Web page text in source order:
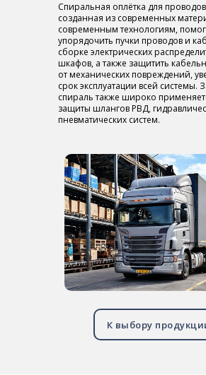
Спиральная оплётка для
созданная из современных
современным технологиям,
упорядочить пучки проводов и
сборке электрических
шкафов, а также защитить
от механических повреждений,
срок эксплуатации всей системы.
спираль также широко
защиты шлангов РВД,
пневматических систем.
К выбору